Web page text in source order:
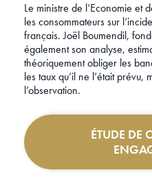
Le ministre de l’Economie et
les consommateurs sur
français. Joël Boumendil,
également son analyse,
théoriquement obliger les
les taux qu’il ne l’était prévu,
l’observation.
ÉTUDE DE